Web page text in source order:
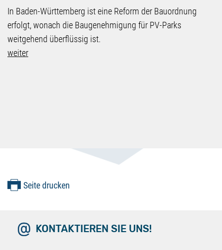
In Baden-Württemberg ist eine Reform der Bauordnung
erfolgt, wonach die Baugenehmigung für PV-Parks
weitgehend überflüssig ist.
weiter
Seite drucken
KONTAKTIEREN SIE UNS!